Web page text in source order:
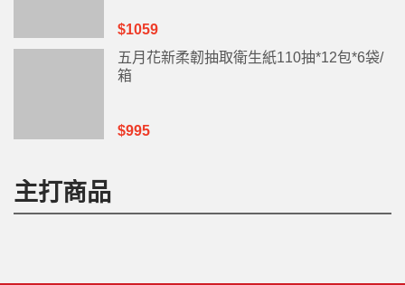
$1059
五月花新柔韌抽取衛生紙110抽*12包*6袋/
箱
$995
主打商品